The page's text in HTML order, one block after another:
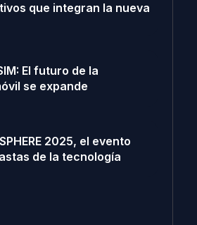
que integran la nueva
El futuro de la
se expande
2025, el evento
de la tecnología